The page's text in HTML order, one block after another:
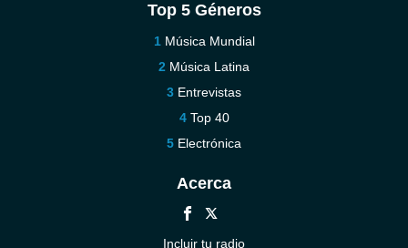
Top 5 Géneros
Música Mundial
Música Latina
Entrevistas
Top 40
Electrónica
Acerca
Incluir tu radio